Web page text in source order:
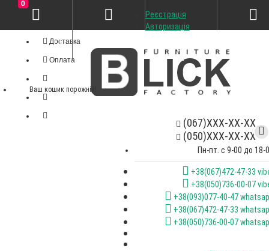
Доставка
Оплата
(067)XXX-XX-XX
(050)XXX-XX-XX
Пн-пт. с 9-00 до 18-
+38(067)472-47-33
+38(050)736-00-07
+38(093)077-40-47
+38(067)472-47-33
+38(050)736-00-07
Реєстрація
Авторизація
0
Ваш кошик порожній!